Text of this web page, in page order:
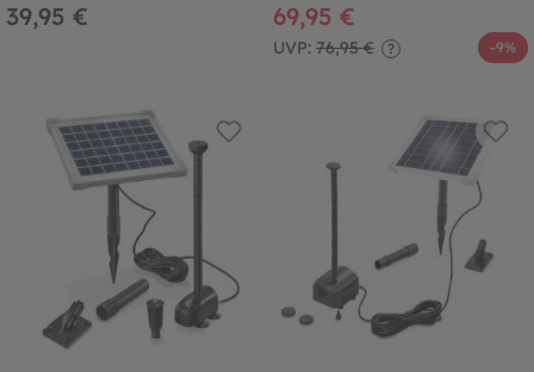
39,95 € 69,95 €
UVP: 76,95 € ? -9%